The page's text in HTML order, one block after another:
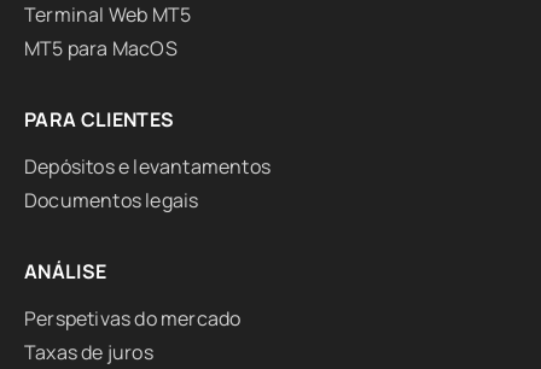
Terminal Web MT5
MT5 para MacOS
PARA CLIENTES
Depósitos e levantamentos
Documentos legais
ANÁLISE
Perspetivas do mercado
Taxas de juros